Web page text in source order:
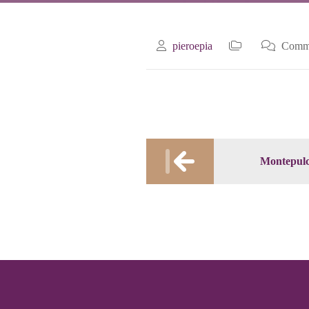
pieroepia
Post
navigation